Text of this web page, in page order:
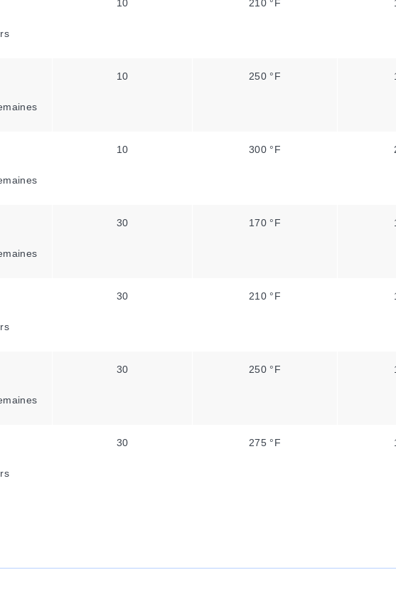
10 210 °F
10 250 °F
10 300 °F
30 170 °F
30 210 °F
30 250 °F
30 275 °F